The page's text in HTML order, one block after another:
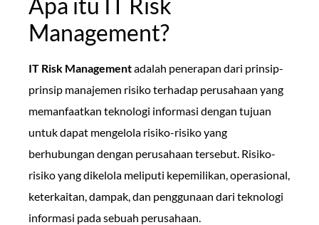
Management?
IT Risk Managementadalah penerapan dari prinsip-
prinsip manajemen risiko terhadap perusahaan yang
memanfaatkan teknologi informasi dengan tujuan
untuk dapat mengelola risiko-risiko yang
berhubungan dengan perusahaan tersebut. Risiko-
risiko yang dikelola meliputi kepemilikan, operasional,
keterkaitan, dampak, dan penggunaan dari teknologi
informasi pada sebuah perusahaan.